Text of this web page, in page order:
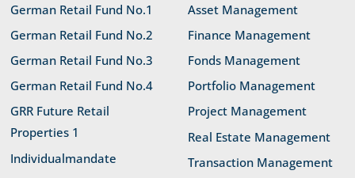
German Retail Fund No.1
German Retail Fund No.2
German Retail Fund No.3
German Retail Fund No.4
GRR Future Retail
Properties 1
Individualmandate
Asset Management
Finance Management
Fonds Management
Portfolio Management
Project Management
Real Estate Management
Transaction Management